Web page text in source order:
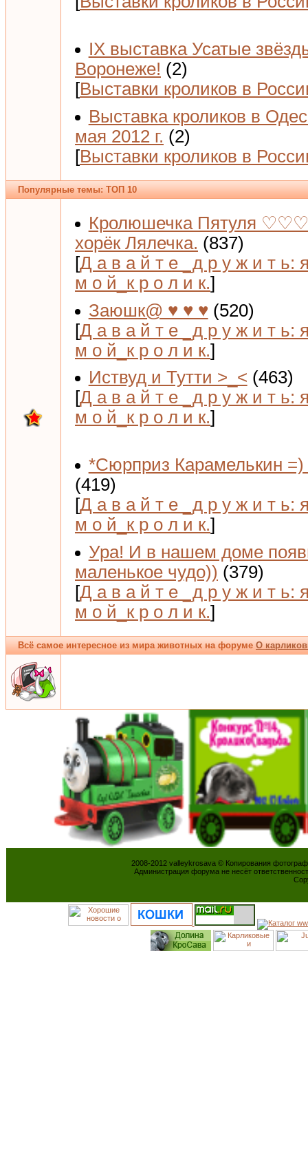
IX выставка Усатые
Воронеже! (2)
[Выставки кроликов в
Выставка кроликов в
мая 2012 г. (2)
[Выставки кроликов в
Популярные темы: ТОП 10
Кролюшечка Пятуля
хорёк Лялечка. (837)
[Д а в а й т е _д р у ж и т ь:
м о й_к р о л и к.]
Заюшк@ ♥ ♥ ♥ (520)
[Д а в а й т е _д р у ж и т ь:
м о й_к р о л и к.]
Иствуд и Тутти >_< (463)
[Д а в а й т е _д р у ж и т ь:
м о й_к р о л и к.]
*Сюрприз Карамелькин =)
(419)
[Д а в а й т е _д р у ж и т ь:
м о й_к р о л и к.]
Ура! И в нашем доме
маленькое чудо)) (379)
[Д а в а й т е _д р у ж и т ь:
м о й_к р о л и к.]
Всё самое интересное из мира животных на форумеО
2008-2012 valleykrosava © Копирования
Администрация форума не несёт